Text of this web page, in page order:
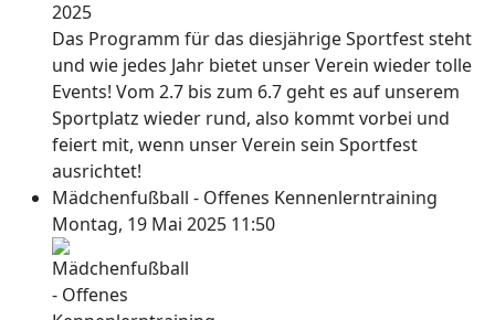
Das Programm für das diesjährige Sportfest steht
und wie jedes Jahr bietet unser Verein wieder tolle
Events! Vom 2.7 bis zum 6.7 geht es auf unserem
Sportplatz wieder rund, also kommt vorbei und
feiert mit, wenn unser Verein sein Sportfest
ausrichtet!
Mädchenfußball - Offenes Kennenlerntraining
Montag, 19 Mai 2025 11:50